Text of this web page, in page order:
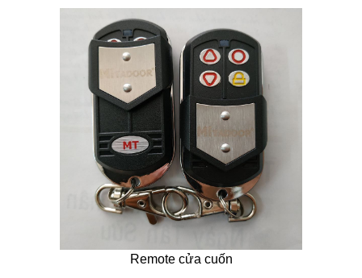
Remote cửa cuốn